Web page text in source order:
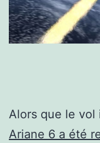
Alors que le vol
Ariane 6 a été